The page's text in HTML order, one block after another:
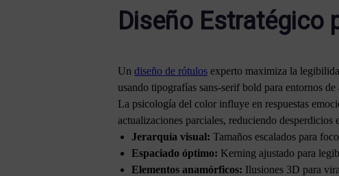
Diseño Estratégico
Un diseño de rótulos experto maximiza la
usando tipografías sans-serif bold para entornos
La psicología del color influye en respuestas
actualizaciones parciales, reduciendo desperdicios
Jerarquía visual: Tamaños escalados para
Espaciado óptimo: Kerning ajustado para
Elementos anamórficos: Ilusiones 3D para